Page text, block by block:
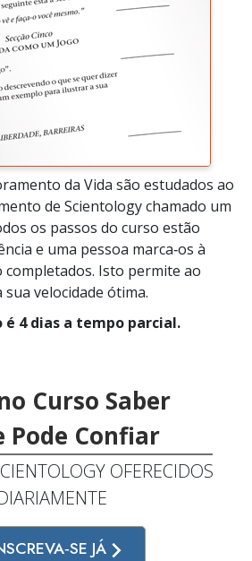
da Vida são estudados ao
de Scientology chamado um
os passos do curso estão
e uma pessoa marca‑os à
completados. Isto permite ao
velocidade ótima.
é 4 dias a tempo parcial.
Curso Saber
Pode Confiar
OFERECIDOS
JÁ